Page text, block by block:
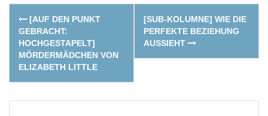
Post
navigation
[AUF DEN PUNKT
GEBRACHT:
HOCHGESTAPELT]
MÖRDERMÄDCHEN VON
ELIZABETH LITTLE
[SUB-KOLUMNE] WIE DIE
PERFEKTE BEZIEHUNG
AUSSIEHT